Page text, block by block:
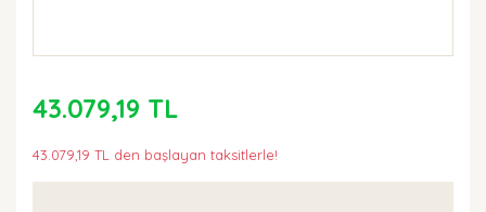
43.079,19 TL
43.079,19 TL den başlayan taksitlerle!